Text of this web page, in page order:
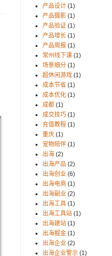
产品设计 (1)
产品摄影 (1)
产品验证 (1)
产品增长 (1)
产品周报 (1)
常州线下课 (1)
场景细分 (1)
超休闲游戏 (1)
成本节省 (1)
成本优化 (1)
成都 (1)
成交技巧 (1)
充值教程 (1)
重庆 (1)
宠物陪伴 (1)
出海 (2)
出海产品 (2)
出海创业 (6)
出海电商 (1)
出海副业 (2)
出海工具 (1)
出海工具站 (1)
出海建站 (1)
出海掘金 (1)
出海企业 (2)
出海企业警示 (1)